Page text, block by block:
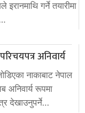
इरानमाथि गर्ने तयारीमा
अनिवार्य
नाकाबाट नेपाल
अनिवार्य रूपमा
देखाउनुपर्ने…